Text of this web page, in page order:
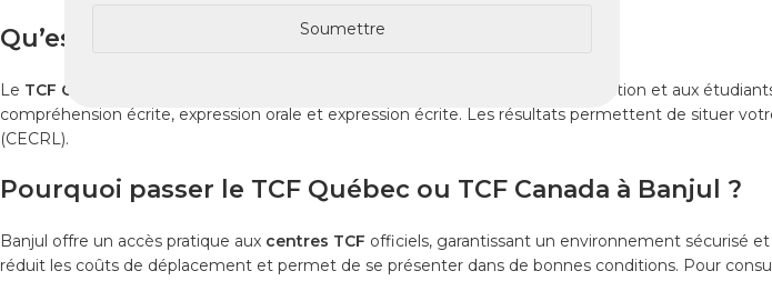
Soumettre
Qu’est-ce que le TCF Canada ?
Le TCF Canada
est un test officiel de français destiné aux candidats à l’immigration et aux
compréhension écrite, expression orale et expression écrite. Les résultats permettent de situer
(CECRL).
Pourquoi passer le TCF Québec ou TCF Canada à Banjul ?
Banjul offre un accès pratique aux centres TCF officiels, garantissant un environnement sécurisé
réduit les coûts de déplacement et permet de se présenter dans de bonnes conditions. Pour